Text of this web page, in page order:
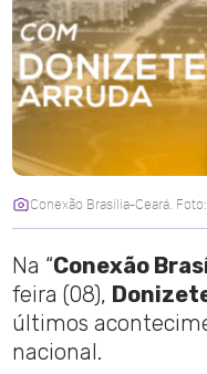
Conexão Brasília-Ceará.
Na “Conexão
feira (08),
últimos
nacional.